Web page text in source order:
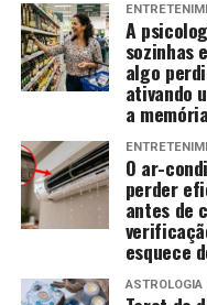
A
sozinhas
algo
ativando
a
O ar-
perder
antes de
esquece
ASTROLOGIA